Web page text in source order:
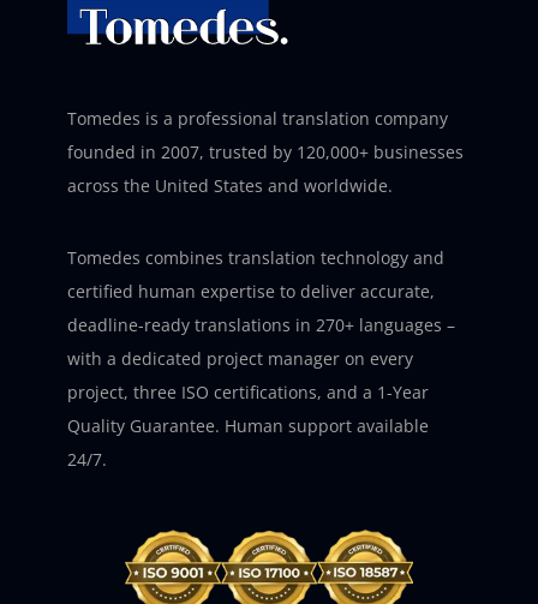
Tomedes is a professional translation company
founded in 2007, trusted by 120,000+ businesses
across the United States and worldwide.
Tomedes combines translation technology and
certified human expertise to deliver accurate,
deadline-ready translations in 270+ languages –
with a dedicated project manager on every
project, three ISO certifications, and a 1-Year
Quality Guarantee. Human support available
24/7.